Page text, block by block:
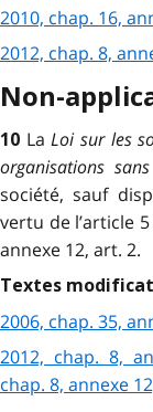
2010, chap. 16,
2012, chap. 8,
Non-
10 LaLoi sur les
organisations
société, sauf
vertu de l’article
annexe 12, art. 2.
Textes
2006, chap. 35,
2012, chap. 8,
chap. 8, annexe